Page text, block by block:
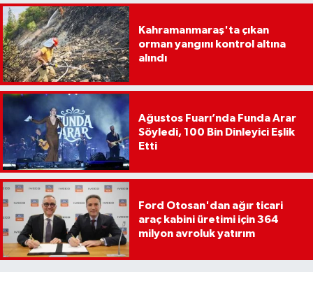
Kahramanmaraş'ta çıkan
orman yangını kontrol altına
alındı
Ağustos Fuarı’nda Funda Arar
Söyledi, 100 Bin Dinleyici Eşlik
Etti
Ford Otosan'dan ağır ticari
araç kabini üretimi için 364
milyon avroluk yatırım